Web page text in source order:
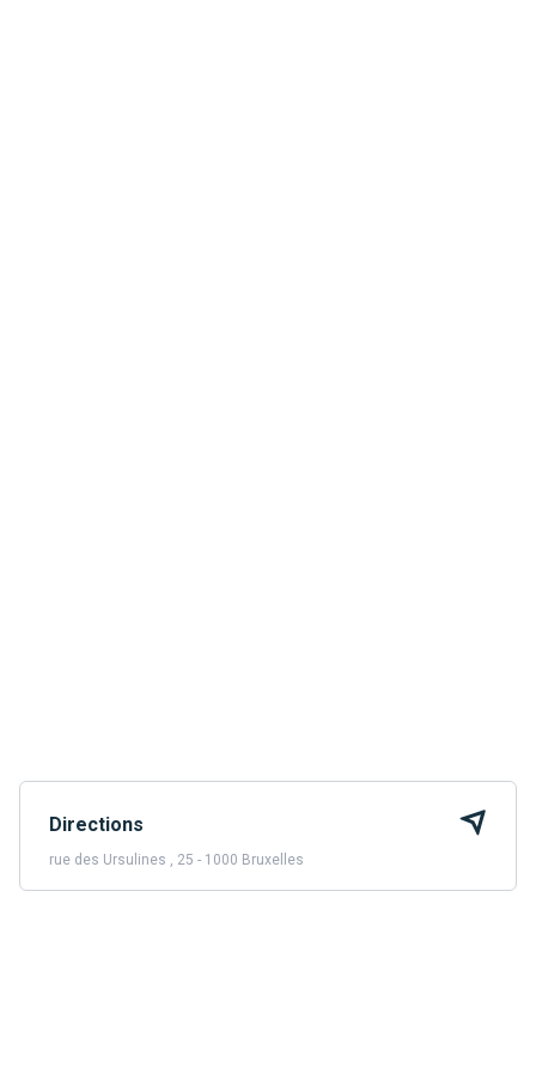
Directions
rue des Ursulines , 25 - 1000 Bruxelles